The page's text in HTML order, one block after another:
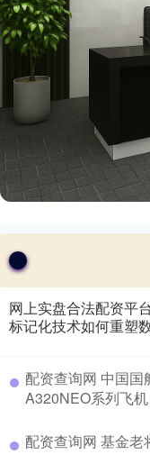
网上实盘合法配资平
标记化技术如何重塑
配资查询网 中国
A320NEO系列飞机
配资查询网 基金